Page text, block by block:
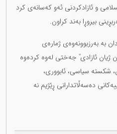
و ئازادکردنی ئەو کەسانەی کرد
بیروڕا بەند کراون.
بە بەرزبوونەوەی ژمارەی
ژیان ئازادی'' جەختی لەوە کردەوە
شکستە سیاسی، ئابووری،
دەسەڵاتدارانی ڕێژیم نە